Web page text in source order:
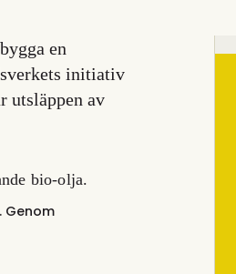
en
initiativ
utsläppen av
Genom